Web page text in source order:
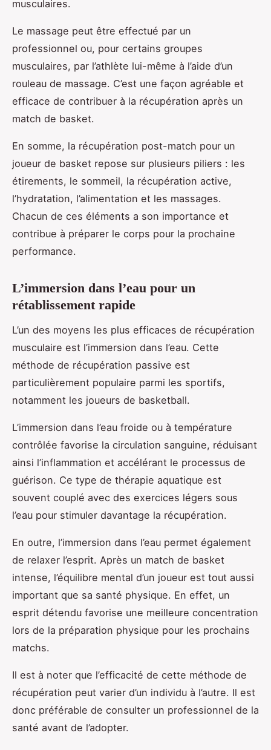
musculaires.
Le massage peut être effectué par un
professionnel ou, pour certains groupes
musculaires, par l’athlète lui-même à l’aide d’un
rouleau de massage. C’est une façon agréable et
efficace de contribuer à la récupération après un
match de basket.
En somme, la récupération post-match pour un
joueur de basket repose sur plusieurs piliers : les
étirements, le sommeil, la récupération active,
l’hydratation, l’alimentation et les massages.
Chacun de ces éléments a son importance et
contribue à préparer le corps pour la prochaine
performance.
L’immersion dans l’eau pour un
rétablissement rapide
L’un des moyens les plus efficaces de récupération
musculaire est l’immersion dans l’eau. Cette
méthode de récupération passive est
particulièrement populaire parmi les sportifs,
notamment les joueurs de basketball.
L’immersion dans l’eau froide ou à température
contrôlée favorise la circulation sanguine, réduisant
ainsi l’inflammation et accélérant le processus de
guérison. Ce type de thérapie aquatique est
souvent couplé avec des exercices légers sous
l’eau pour stimuler davantage la récupération.
En outre, l’immersion dans l’eau permet également
de relaxer l’esprit. Après un match de basket
intense, l’équilibre mental d’un joueur est tout aussi
important que sa santé physique. En effet, un
esprit détendu favorise une meilleure concentration
lors de la préparation physique pour les prochains
matchs.
Il est à noter que l’efficacité de cette méthode de
récupération peut varier d’un individu à l’autre. Il est
donc préférable de consulter un professionnel de la
santé avant de l’adopter.